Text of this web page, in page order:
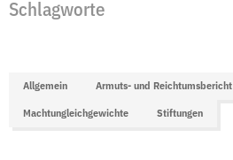
Schlagworte
Allgemein Armuts- und Reichtumsbericht
Machtungleichgewichte Stiftungen